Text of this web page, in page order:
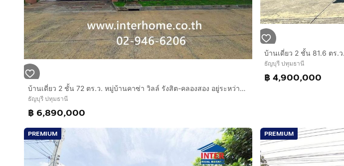
บ้านเดี่ยว 2 ชั้น 72 ตร.ว. หมู่บ้านคาซ่า วิลล์ รังสิต-คลองสอง อยู่ระหว่างซอยรังสิต-นครนายก58 และ60 ถนนรังสิต-นครนายก ถนนพหลโยธิน ธัญบุรี
ธัญบุรี ปทุมธานี
฿ 6,890,000
ธัญบุรี ปทุมธานี
฿ 4,900,000
PREMIUM PREMIUM